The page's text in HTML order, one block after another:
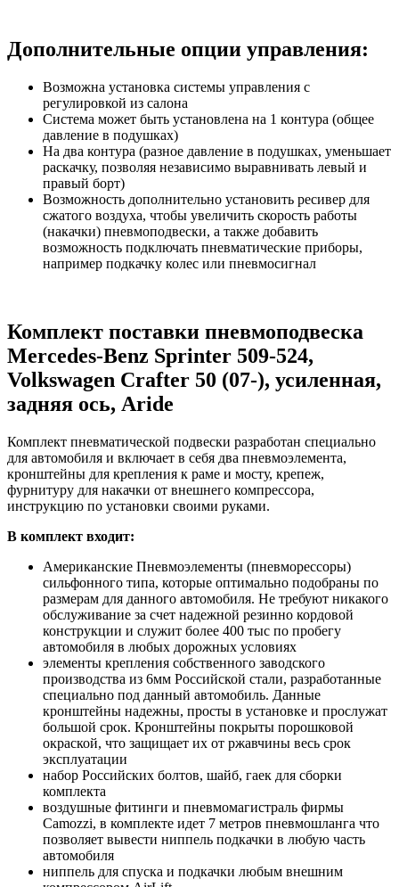
Дополнительные опции управления:
Возможна установка системы управления с
регулировкой из салона
Система может быть установлена на 1 контура (общее
давление в подушках)
На два контура (разное давление в подушках, уменьшает
раскачку, позволяя независимо выравнивать левый и
правый борт)
Возможность дополнительно установить ресивер для
сжатого воздуха, чтобы увеличить скорость работы
(накачки) пневмоподвески, а также добавить
возможность подключать пневматические приборы,
например подкачку колес или пневмосигнал
Комплект поставки пневмоподвеска
Mercedes-Benz Sprinter 509-524,
Volkswagen Crafter 50 (07-), усиленная,
задняя ось, Aride
Комплект пневматической подвески разработан специально
для автомобиля и включает в себя два пневмоэлемента,
кронштейны для крепления к раме и мосту, крепеж,
фурнитуру для накачки от внешнего компрессора,
инструкцию по установки своими руками.
В комплект входит:
Американские Пневмоэлементы (пневморессоры)
сильфонного типа, которые оптимально подобраны по
размерам для данного автомобиля. Не требуют никакого
обслуживание за счет надежной резинно кордовой
конструкции и служит более 400 тыс по пробегу
автомобиля в любых дорожных условиях
элементы крепления собственного заводского
производства из 6мм Российской стали, разработанные
специально под данный автомобиль. Данные
кронштейны надежны, просты в установке и прослужат
большой срок. Кронштейны покрыты порошковой
окраской, что защищает их от ржавчины весь срок
эксплуатации
набор Российских болтов, шайб, гаек для сборки
комплекта
воздушные фитинги и пневмомагистраль фирмы
Camozzi, в комплекте идет 7 метров пневмошланга что
позволяет вывести ниппель подкачки в любую часть
автомобиля
ниппель для спуска и подкачки любым внешним